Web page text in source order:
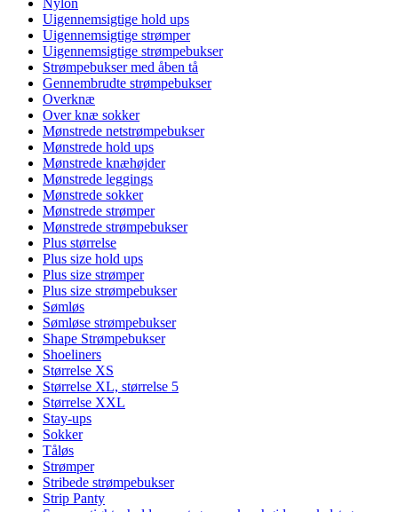
Nylon
Uigennemsigtige hold ups
Uigennemsigtige strømper
Uigennemsigtige strømpebukser
Strømpebukser med åben tå
Gennembrudte strømpebukser
Overknæ
Over knæ sokker
Mønstrede netstrømpebukser
Mønstrede hold ups
Mønstrede knæhøjder
Mønstrede leggings
Mønstrede sokker
Mønstrede strømper
Mønstrede strømpebukser
Plus størrelse
Plus size hold ups
Plus size strømper
Plus size strømpebukser
Sømløs
Sømløse strømpebukser
Shape Strømpebukser
Shoeliners
Størrelse XS
Størrelse XL, størrelse 5
Størrelse XXL
Stay-ups
Sokker
Tåløs
Strømper
Stribede strømpebukser
Strip Panty